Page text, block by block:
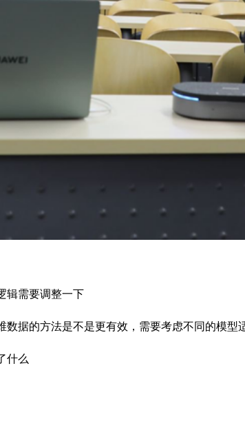
辑需要调整一下
据的方法是不是更有效，需要考虑不同的模型
什么